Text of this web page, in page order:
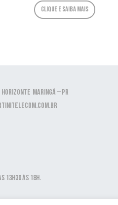
Clique e saiba mais
Horizonte Maringá – PR
13h30 às 18h.